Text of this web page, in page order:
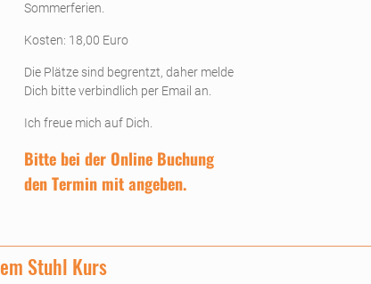
Sommerferien.
Kosten: 18,00 Euro
Die Plätze sind begrentzt, daher melde
Dich bitte verbindlich per Email an.
Ich freue mich auf Dich.
Bitte bei der Online Buchung
den Termin mit angeben.
Stuhl Kurs